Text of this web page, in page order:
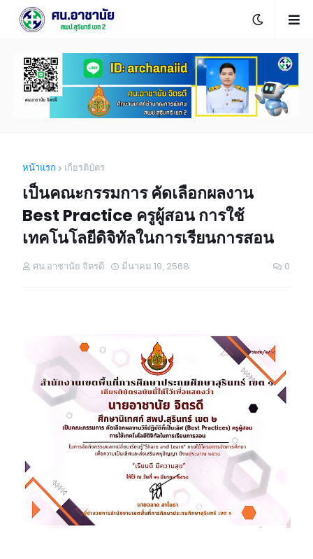
หน้าแรก เกียรติบัตร
เป็นคณะกรรมการ คัดเลือกผลงาน
Best Practice ครูผู้สอน การใช้
เทคโนโลยีดิจิทัลในการเรียนการสอน
ศน.อาชานัย จิตรดี มีนาคม 19, 2568 0